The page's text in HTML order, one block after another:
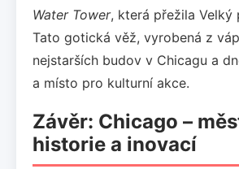
Water Tower, která přežila Velký
Tato gotická věž, vyrobená z
nejstarších budov v Chicagu a
a místo pro kulturní akce.
Závěr: Chicago –
historie a inovací